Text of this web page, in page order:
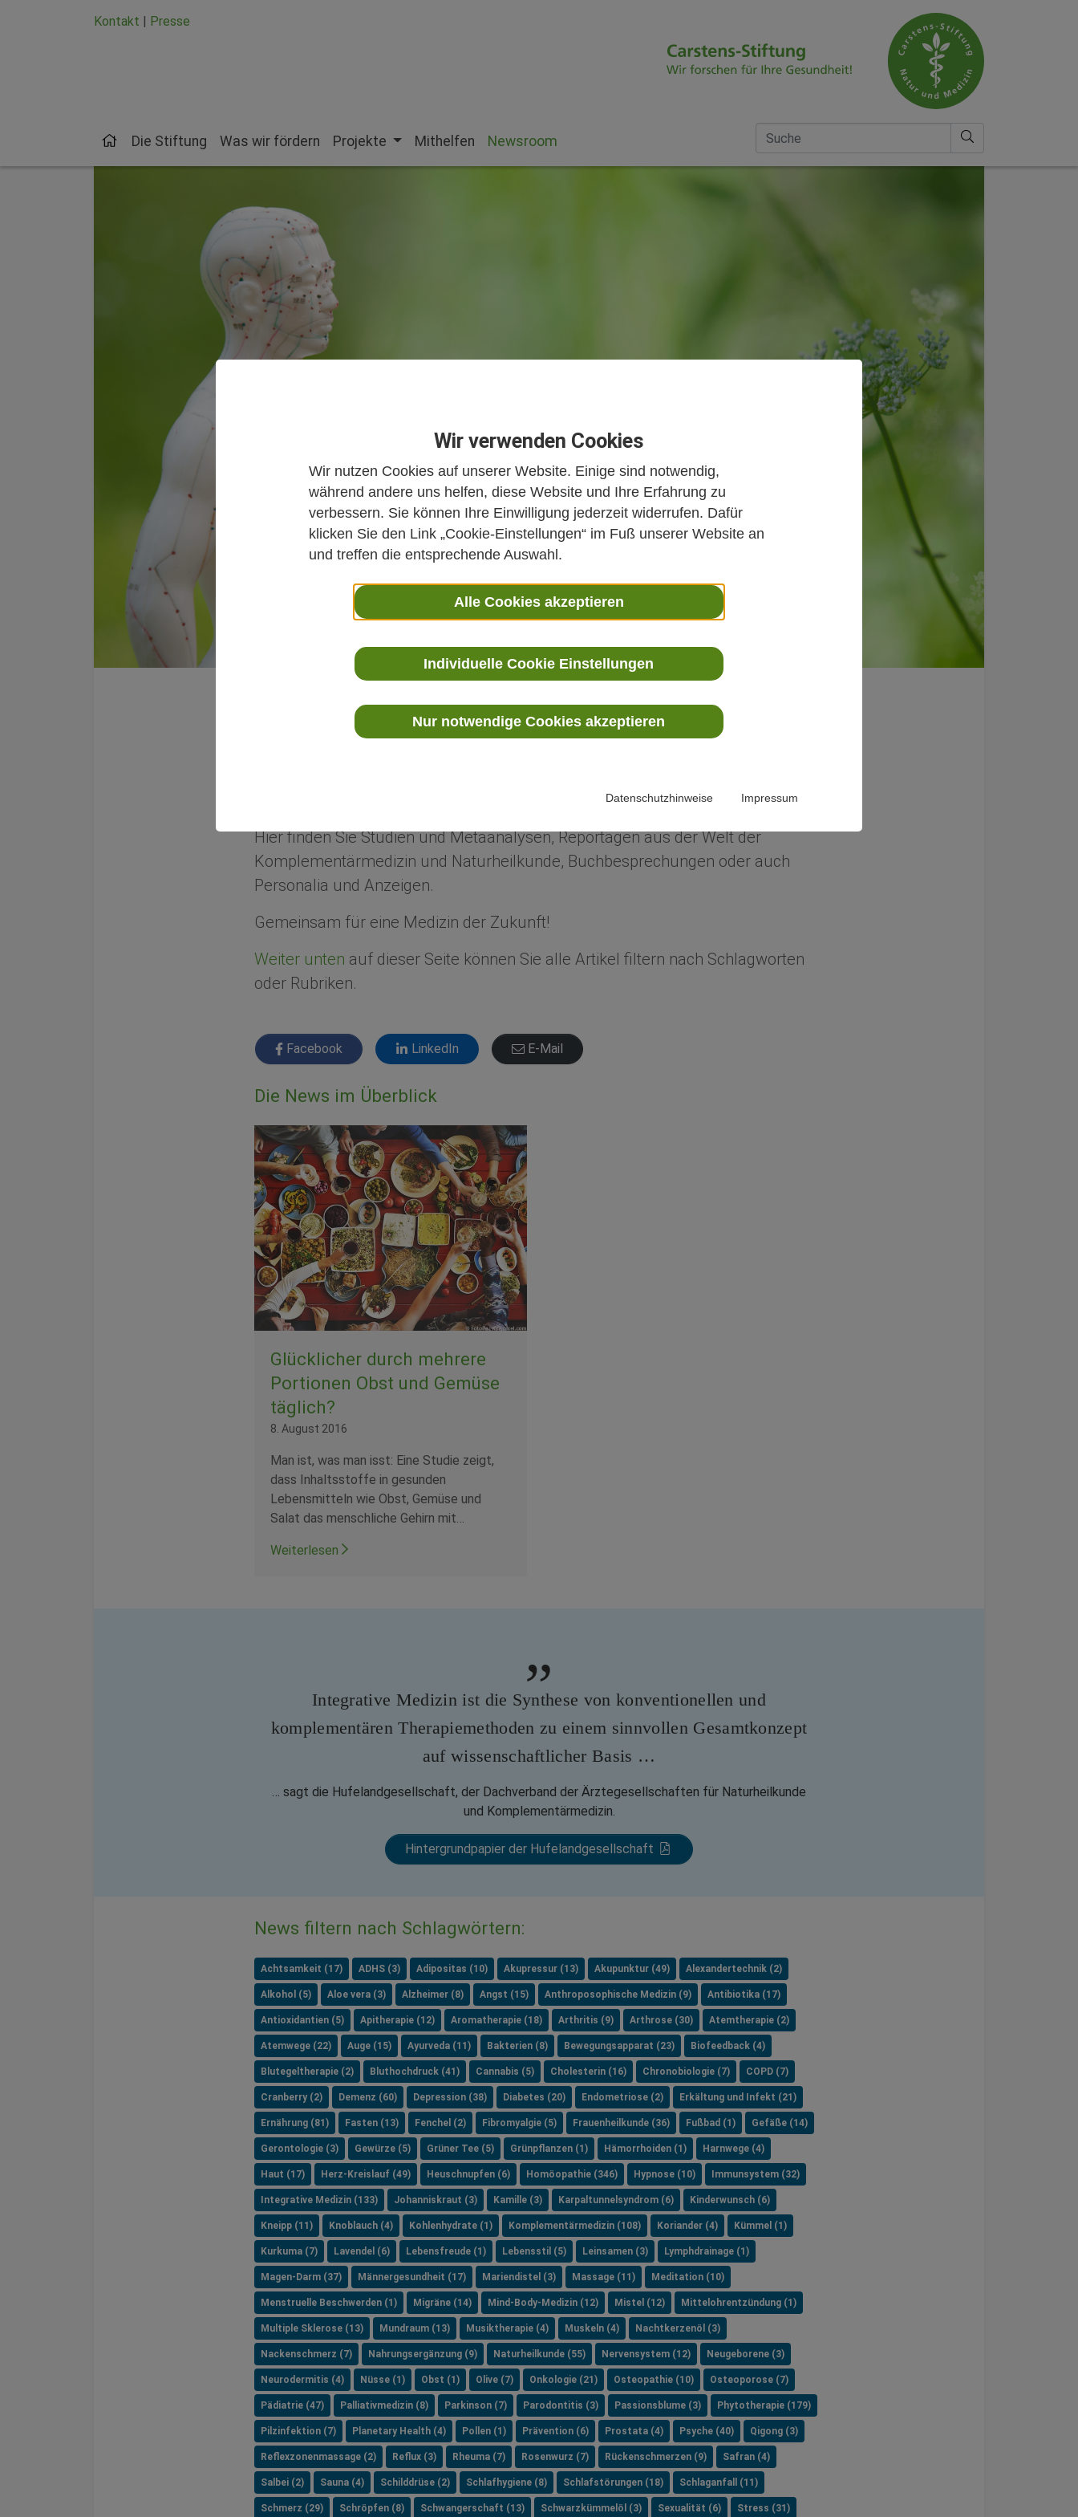
Wir verwenden Cookies
Wir nutzen Cookies auf unserer Website. Einige sind notwendig,
während andere uns helfen, diese Website und Ihre Erfahrung zu
verbessern. Sie können Ihre Einwilligung jederzeit widerrufen. Dafür
klicken Sie den Link „Cookie-Einstellungen“ im Fuß unserer Website an
und treffen die entsprechende Auswahl.
Alle Cookies akzeptieren
Individuelle Cookie Einstellungen
Nur notwendige Cookies akzeptieren
Datenschutzhinweise Impressum
Kontakt | Presse
Die Stiftung Was wir fördern Projekte Mithelfen Newsroom
(current)
Suche nach
Newsroom Integrative Medizin
Gemeinsam für eine Medizin der Zukunft!
Wir informieren Sie über Neuigkeiten aus Wissenschaft und Forschung zur
Hier finden Sie Studien und Metaanalysen, Reportagen aus der Welt der
Komplementärmedizin und Naturheilkunde, Buchbesprechungen oder auch
Personalia und Anzeigen.
Gemeinsam für eine Medizin der Zukunft!
Weiter unten auf dieser Seite können Sie alle Artikel filtern nach Schlagworten
oder Rubriken.
Facebook LinkedIn E-Mail
Die News im Überblick
Glücklicher durch mehrere
Portionen Obst und Gemüse
täglich?
8. August 2016
Man ist, was man isst: Eine Studie zeigt,
dass Inhaltsstoffe in gesunden
Lebensmitteln wie Obst, Gemüse und
Salat das menschliche Gehirn mit…
Weiterlesen
Integrative Medizin ist die Synthese von konventionellen und
komplementären Therapiemethoden zu einem sinnvollen Gesamtkonzept
auf wissenschaftlicher Basis …
… sagt die Hufelandgesellschaft, der Dachverband der Ärztegesellschaften für Naturheilkunde
und Komplementärmedizin.
Hintergrundpapier der Hufelandgesellschaft
News filtern nach Schlagwörtern:
Achtsamkeit (17) ADHS (3) Adipositas (10) Akupressur (13) Akupunktur (49) Alexandertechnik (2)
Alkohol (5) Aloe vera (3) Alzheimer (8) Angst (15) Anthroposophische Medizin (9) Antibiotika (17)
Antioxidantien (5) Apitherapie (12) Aromatherapie (18) Arthritis (9) Arthrose (30) Atemtherapie (2)
Atemwege (22) Auge (15) Ayurveda (11) Bakterien (8) Bewegungsapparat (23) Biofeedback (4)
Blutegeltherapie (2) Bluthochdruck (41) Cannabis (5) Cholesterin (16) Chronobiologie (7) COPD (7)
Cranberry (2) Demenz (60) Depression (38) Diabetes (20) Endometriose (2) Erkältung und Infekt (21)
Ernährung (81) Fasten (13) Fenchel (2) Fibromyalgie (5) Frauenheilkunde (36) Fußbad (1) Gefäße (14)
Gerontologie (3) Gewürze (5) Grüner Tee (5) Grünpflanzen (1) Hämorrhoiden (1) Harnwege (4)
Haut (17) Herz-Kreislauf (49) Heuschnupfen (6) Homöopathie (346) Hypnose (10) Immunsystem (32)
Integrative Medizin (133) Johanniskraut (3) Kamille (3) Karpaltunnelsyndrom (6) Kinderwunsch (6)
Kneipp (11) Knoblauch (4) Kohlenhydrate (1) Komplementärmedizin (108) Koriander (4) Kümmel (1)
Kurkuma (7) Lavendel (6) Lebensfreude (1) Lebensstil (5) Leinsamen (3) Lymphdrainage (1)
Magen-Darm (37) Männergesundheit (17) Mariendistel (3) Massage (11) Meditation (10)
Menstruelle Beschwerden (1) Migräne (14) Mind-Body-Medizin (12) Mistel (12) Mittelohrentzündung (1)
Multiple Sklerose (13) Mundraum (13) Musiktherapie (4) Muskeln (4) Nachtkerzenöl (3)
Nackenschmerz (7) Nahrungsergänzung (9) Naturheilkunde (55) Nervensystem (12) Neugeborene (3)
Neurodermitis (4) Nüsse (1) Obst (1) Olive (7) Onkologie (21) Osteopathie (10) Osteoporose (7)
Pädiatrie (47) Palliativmedizin (8) Parkinson (7) Parodontitis (3) Passionsblume (3) Phytotherapie (179)
Pilzinfektion (7) Planetary Health (4) Pollen (1) Prävention (6) Prostata (4) Psyche (40) Qigong (3)
Reflexzonenmassage (2) Reflux (3) Rheuma (7) Rosenwurz (7) Rückenschmerzen (9) Safran (4)
Salbei (2) Sauna (4) Schilddrüse (2) Schlafhygiene (8) Schlafstörungen (18) Schlaganfall (11)
Schmerz (29) Schröpfen (8) Schwangerschaft (13) Schwarzkümmelöl (3) Sexualität (6) Stress (31)